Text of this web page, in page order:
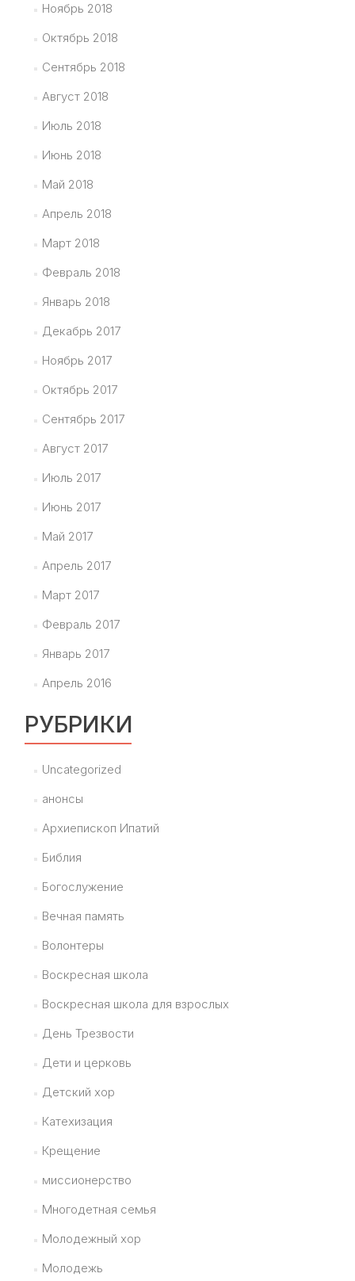
Ноябрь 2018
Октябрь 2018
Сентябрь 2018
Август 2018
Июль 2018
Июнь 2018
Май 2018
Апрель 2018
Март 2018
Февраль 2018
Январь 2018
Декабрь 2017
Ноябрь 2017
Октябрь 2017
Сентябрь 2017
Август 2017
Июль 2017
Июнь 2017
Май 2017
Апрель 2017
Март 2017
Февраль 2017
Январь 2017
Апрель 2016
РУБРИКИ
Uncategorized
анонсы
Архиепископ Ипатий
Библия
Богослужение
Вечная память
Волонтеры
Воскресная школа
Воскресная школа для взрослых
День Трезвости
Дети и церковь
Детский хор
Катехизация
Крещение
миссионерство
Многодетная семья
Молодежный хор
Молодежь